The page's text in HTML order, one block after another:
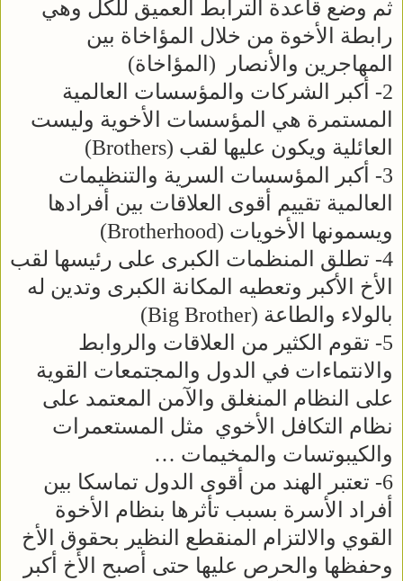
ثم وضع قاعدة الترابط العميق للكل وهي
رابطة الأخوة من خلال المؤاخاة بين
المهاجرين والأنصار (المؤاخاة)
2- أكبر الشركات والمؤسسات العالمية
المستمرة هي المؤسسات الأخوية وليست
العائلية ويكون عليها لقب (Brothers)
3- أكبر المؤسسات السرية والتنظيمات
العالمية تقييم أقوى العلاقات بين أفرادها
ويسمونها الأخويات (Brotherhood)
4- تطلق المنظمات الكبرى على رئيسها لقب
الأخ الأكبر وتعطيه المكانة الكبرى وتدين له
بالولاء والطاعة (Big Brother)
5- تقوم الكثير من العلاقات والروابط
والانتماءات في الدول والمجتمعات القوية
على النظام المنغلق والآمن المعتمد على
نظام التكافل الأخوي مثل المستعمرات
والكيبوتسات والمخيمات …
6- تعتبر الهند من أقوى الدول تماسكا بين
أفراد الأسرة بسبب تأثرها بنظام الأخوة
القوي والالتزام المنقطع النظير بحقوق الأخ
وحفظها والحرص عليها حتى أصبح الأخ أكبر